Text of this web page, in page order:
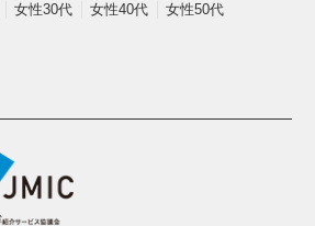
女性30代
女性40代 女性50代